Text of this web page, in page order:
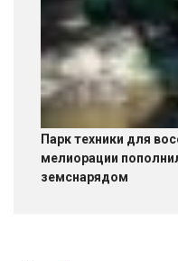
Парк техники для
мелиорации
земснарядом